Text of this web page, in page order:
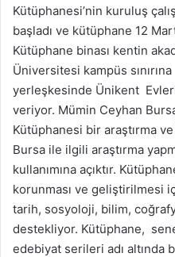
Kütüphanesi’nin kuruluş
başladı ve kütüphane 12
Kütüphane binası kentin
Üniversitesi kampüs
yerleşkesinde Ünikent
veriyor. Mümin Ceyhan
Kütüphanesi bir araştırma
Bursa ile ilgili araştırma
kullanımına açıktır.
korunması ve geliştirilmesi
tarih, sosyoloji, bilim,
destekliyor. Kütüphane,
edebiyat serileri adı altında